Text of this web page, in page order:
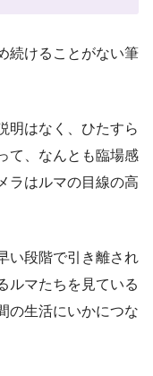
続けることがない筆
明はなく、ひたすら
て、なんとも臨場感
ラはルマの目線の高
い段階で引き離され
ルマたちを見ている
の生活にいかにつな